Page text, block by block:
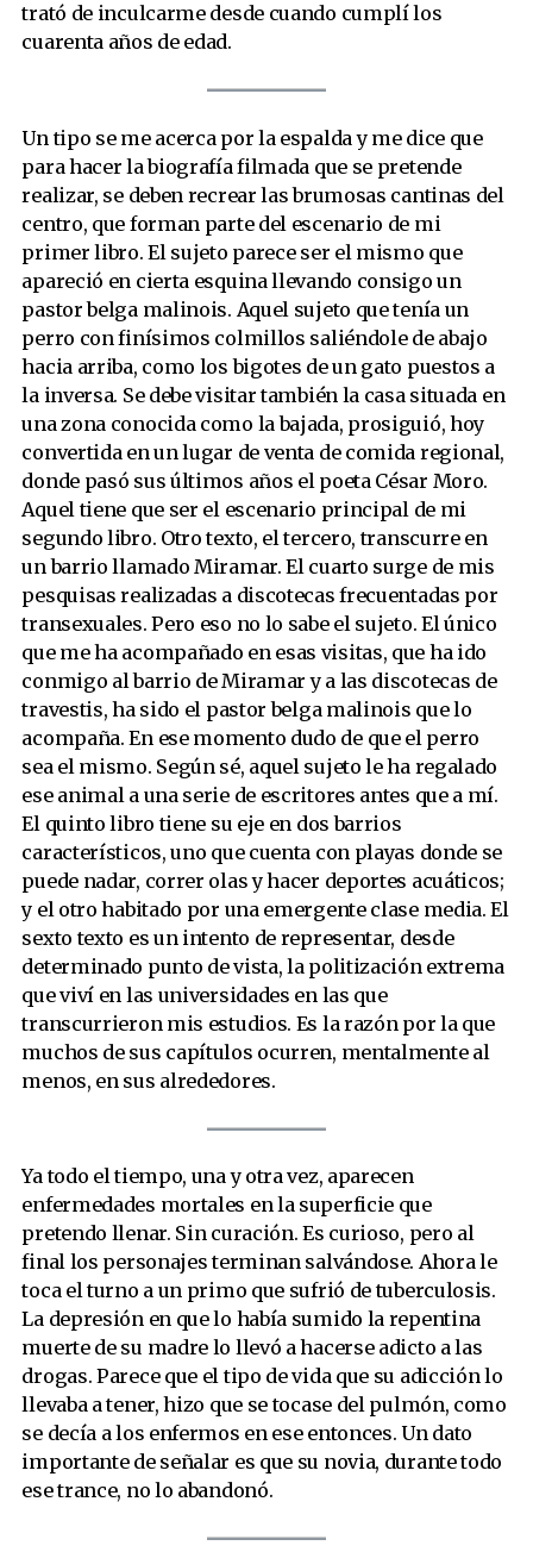
trató de inculcarme desde cuando cumplí los
cuarenta años de edad.
Un tipo se me acerca por la espalda y me dice que
para hacer la biografía filmada que se pretende
realizar, se deben recrear las brumosas cantinas del
centro, que forman parte del escenario de mi
primer libro. El sujeto parece ser el mismo que
apareció en cierta esquina llevando consigo un
pastor belga malinois. Aquel sujeto que tenía un
perro con finísimos colmillos saliéndole de abajo
hacia arriba, como los bigotes de un gato puestos a
la inversa. Se debe visitar también la casa situada en
una zona conocida como la bajada, prosiguió, hoy
convertida en un lugar de venta de comida regional,
donde pasó sus últimos años el poeta César Moro.
Aquel tiene que ser el escenario principal de mi
segundo libro. Otro texto, el tercero, transcurre en
un barrio llamado Miramar. El cuarto surge de mis
pesquisas realizadas a discotecas frecuentadas por
transexuales. Pero eso no lo sabe el sujeto. El único
que me ha acompañado en esas visitas, que ha ido
conmigo al barrio de Miramar y a las discotecas de
travestis, ha sido el pastor belga malinois que lo
acompaña. En ese momento dudo de que el perro
sea el mismo. Según sé, aquel sujeto le ha regalado
ese animal a una serie de escritores antes que a mí.
El quinto libro tiene su eje en dos barrios
característicos, uno que cuenta con playas donde se
puede nadar, correr olas y hacer deportes acuáticos;
y el otro habitado por una emergente clase media. El
sexto texto es un intento de representar, desde
determinado punto de vista, la politización extrema
que viví en las universidades en las que
transcurrieron mis estudios. Es la razón por la que
muchos de sus capítulos ocurren, mentalmente al
menos, en sus alrededores.
Ya todo el tiempo, una y otra vez, aparecen
enfermedades mortales en la superficie que
pretendo llenar. Sin curación. Es curioso, pero al
final los personajes terminan salvándose. Ahora le
toca el turno a un primo que sufrió de tuberculosis.
La depresión en que lo había sumido la repentina
muerte de su madre lo llevó a hacerse adicto a las
drogas. Parece que el tipo de vida que su adicción lo
llevaba a tener, hizo que se tocase del pulmón, como
se decía a los enfermos en ese entonces. Un dato
importante de señalar es que su novia, durante todo
ese trance, no lo abandonó.